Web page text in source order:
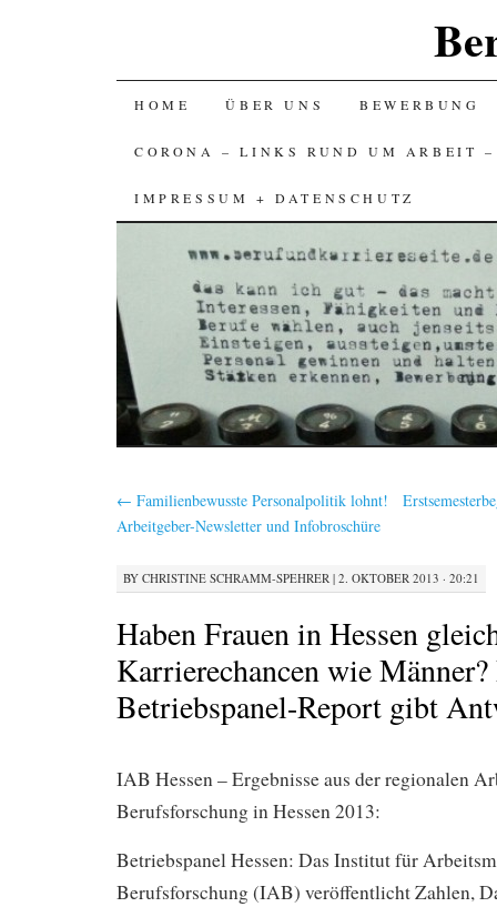
SKIP
TO
CONTENT
HOME ÜBER UNS BEWERBUNG
CORONA – LINKS RUND UM ARBEIT
IMPRESSUM + DATENSCHUTZ
← Familienbewusste Personalpolitik lohnt!
Arbeitgeber-Newsletter und Infobroschüre
BY CHRISTINE SCHRAMM-SPEHRER | 2. OKTOBER 2013 · 20:21
Haben Frauen in Hessen
Karrierechancen wie
Betriebspanel-Report gibt
IAB Hessen – Ergebnisse aus der regionalen
Berufsforschung in Hessen 2013:
Betriebspanel Hessen: Das Institut für
Berufsforschung (IAB) veröffentlicht Zahlen,